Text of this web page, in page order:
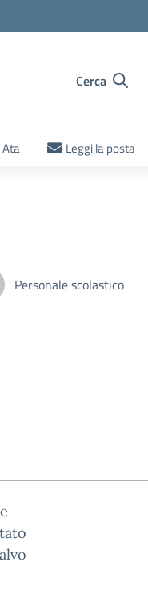
Cerca
Leggi la posta
Personale scolastico